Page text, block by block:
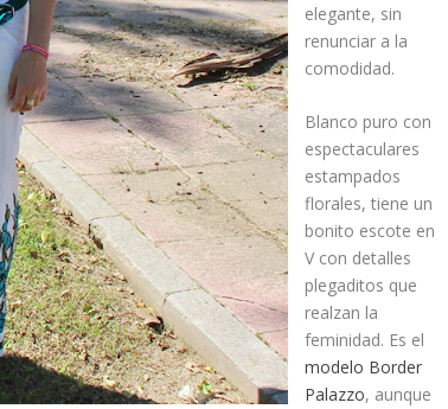
elegante, sin
renunciar a la
comodidad.
Blanco puro con
espectaculares
estampados
florales, tiene un
bonito escote en
V con detalles
plegaditos que
realzan la
feminidad. Es el
modelo Border
Palazzo, aunque